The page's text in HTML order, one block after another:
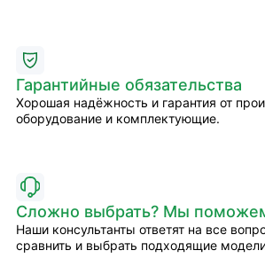
Гарантийные обязательства
Хорошая надёжность и гарантия от
оборудование и комплектующие.
Сложно выбрать? Мы
Наши консультанты ответят на все
сравнить и выбрать подходящие